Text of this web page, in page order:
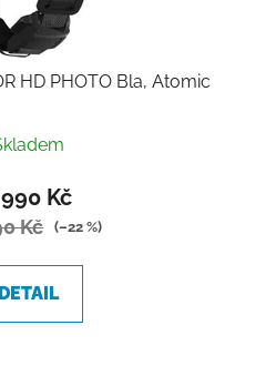
HD PHOTO Bla, Atomic
Kč
Kč (–22 %)
DETAIL